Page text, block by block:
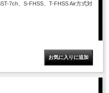
7ch、S-FHSS、T-FHSS Air方式対